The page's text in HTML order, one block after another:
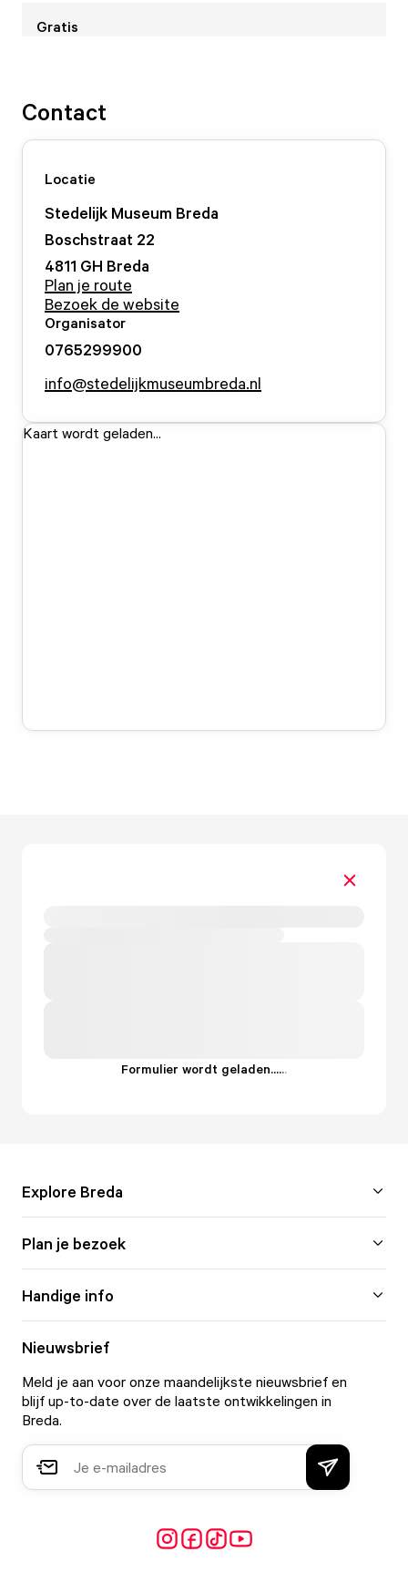
Gratis
Contact
Locatie
Stedelijk Museum Breda
Boschstraat 22
4811 GH Breda
Plan je route
Bezoek de website
Organisator
0765299900
info@stedelijkmuseumbreda.nl
Kaart wordt geladen...
Formulier wordt geladen......
Explore Breda
Plan je bezoek
Handige info
Nieuwsbrief
Meld je aan voor onze maandelijkste nieuwsbrief en
blijf up-to-date over de laatste ontwikkelingen in
Breda.